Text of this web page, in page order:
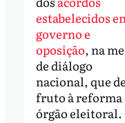
estabelecidos
governo e
oposição, na
de diálogo
nacional, que
fruto à reforma
órgão eleitoral.